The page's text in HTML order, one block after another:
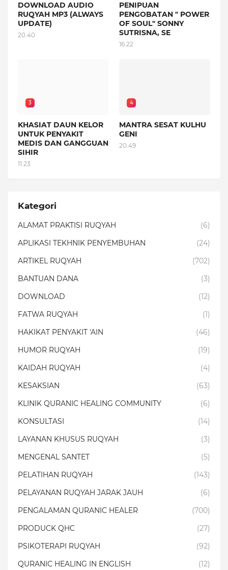
DOWNLOAD AUDIO
RUQYAH MP3 (ALWAYS
UPDATE)
20.40
PENIPUAN
PENGOBATAN " POWER
OF SOUL" SONNY
SUTRISNA, SE
16.22
3
KHASIAT DAUN KELOR
UNTUK PENYAKIT
MEDIS DAN GANGGUAN
SIHIR
11.23
4
MANTRA SESAT KULHU
GENI
20.49
Kategori
ALAMAT PRAKTISI RUQYAH
(6)
APLIKASI TEKHNIK PENYEMBUHAN
(24)
ARTIKEL RUQYAH
(702)
BANTUAN DANA
(3)
DOWNLOAD
(12)
FATWA RUQYAH
(1)
HAKIKAT PENYAKIT 'AIN
(46)
HUMOR RUQYAH
(19)
KAIDAH RUQYAH
(4)
KESAKSIAN
(63)
KLINIK QURANIC HEALING COMMUNITY
(6)
KONSULTASI
(14)
LAYANAN KHUSUS RUQYAH
(3)
MENGENAL SANTET
(5)
PELATIHAN RUQYAH
(143)
PELAYANAN RUQYAH JARAK JAUH
(6)
PENGALAMAN QURANIC HEALER
(700)
PRODUCK QHC
(27)
PSIKOTERAPI RUQYAH
(92)
QURANIC HEALING IN ENGLISH
(12)